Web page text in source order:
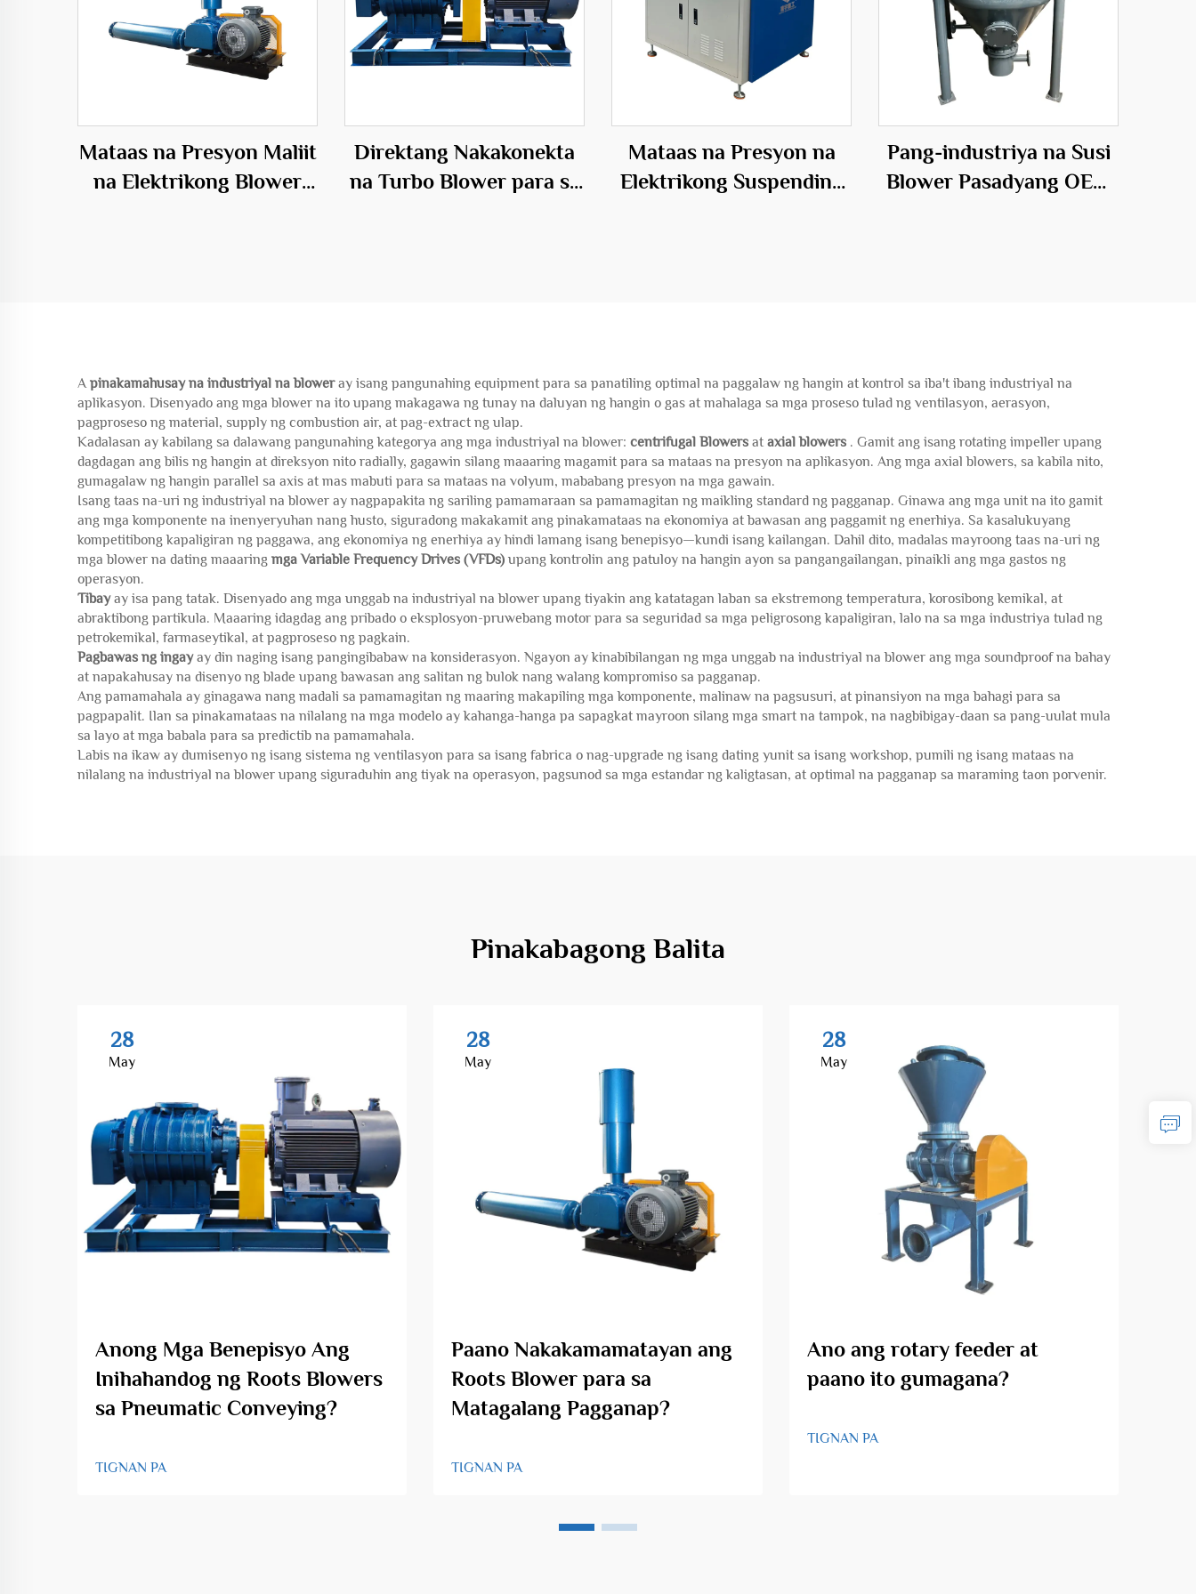
Mataas na Presyon Maliit
na Elektrikong Blower
Direktang Nakakonekta
na Turbo Blower para sa
Mataas na Presyon na
Elektrikong Suspending
Pang-industriya na Susi
Blower Pasadyang OEM
Apinakamahusay na industriyal na bloweray isang pangunahing equipment para sa panatiling optimal na paggalaw ng hangin at kontrol sa iba't ibang industriyal na
aplikasyon. Disenyado ang mga blower na ito upang makagawa ng tunay na daluyan ng hangin o gas at mahalaga sa mga proseso tulad ng ventilasyon, aerasyon,
pagproseso ng material, supply ng combustion air, at pag-extract ng ulap.
Kadalasan ay kabilang sa dalawang pangunahing kategorya ang mga industriyal na blower: centrifugal Blowers at axial blowers . Gamit ang isang rotating impeller upang
dagdagan ang bilis ng hangin at direksyon nito radially, gagawin silang maaaring magamit para sa mataas na presyon na aplikasyon. Ang mga axial blowers, sa kabila nito,
gumagalaw ng hangin parallel sa axis at mas mabuti para sa mataas na volyum, mababang presyon na mga gawain.
Isang taas na-uri ng industriyal na blower ay nagpapakita ng sariling pamamaraan sa pamamagitan ng maikling standard ng pagganap. Ginawa ang mga unit na ito gamit
ang mga komponente na inenyeryuhan nang husto, siguradong makakamit ang pinakamataas na ekonomiya at bawasan ang paggamit ng enerhiya. Sa kasalukuyang
kompetitibong kapaligiran ng paggawa, ang ekonomiya ng enerhiya ay hindi lamang isang benepisyo—kundi isang kailangan. Dahil dito, madalas mayroong taas na-uri ng
mga blower na dating maaaring mga Variable Frequency Drives (VFDs) upang kontrolin ang patuloy na hangin ayon sa pangangailangan, pinaikli ang mga gastos ng
operasyon.
Tibayay isa pang tatak. Disenyado ang mga unggab na industriyal na blower upang tiyakin ang katatagan laban sa ekstremong temperatura, korosibong kemikal, at
abraktibong partikula. Maaaring idagdag ang pribado o eksplosyon-pruwebang motor para sa seguridad sa mga peligrosong kapaligiran, lalo na sa mga industriya tulad ng
petrokemikal, farmaseytikal, at pagproseso ng pagkain.
Pagbawas ng ingayay din naging isang pangingibabaw na konsiderasyon. Ngayon ay kinabibilangan ng mga unggab na industriyal na blower ang mga soundproof na bahay
at napakahusay na disenyo ng blade upang bawasan ang salitan ng bulok nang walang kompromiso sa pagganap.
Ang pamamahala ay ginagawa nang madali sa pamamagitan ng maaring makapiling mga komponente, malinaw na pagsusuri, at pinansiyon na mga bahagi para sa
pagpapalit. Ilan sa pinakamataas na nilalang na mga modelo ay kahanga-hanga pa sapagkat mayroon silang mga smart na tampok, na nagbibigay-daan sa pang-uulat mula
sa layo at mga babala para sa predictib na pamamahala.
Labis na ikaw ay dumisenyo ng isang sistema ng ventilasyon para sa isang fabrica o nag-upgrade ng isang dating yunit sa isang workshop, pumili ng isang mataas na
nilalang na industriyal na blower upang siguraduhin ang tiyak na operasyon, pagsunod sa mga estandar ng kaligtasan, at optimal na pagganap sa maraming taon porvenir.
Pinakabagong Balita
28
May
Anong Mga Benepisyo Ang
Inihahandog ng Roots Blowers
sa Pneumatic Conveying?
TIGNAN PA
28
May
Paano Nakakamamatayan ang
Roots Blower para sa
Matagalang Pagganap?
TIGNAN PA
28
May
Ano ang rotary feeder at
paano ito gumagana?
TIGNAN PA